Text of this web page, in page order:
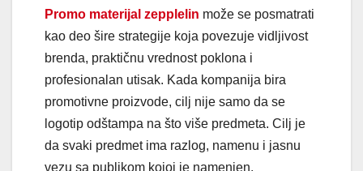
Promo materijal zepplelin može se posmatrati
kao deo šire strategije koja povezuje vidljivost
brenda, praktičnu vrednost poklona i
profesionalan utisak. Kada kompanija bira
promotivne proizvode, cilj nije samo da se
logotip odštampa na što više predmeta. Cilj je
da svaki predmet ima razlog, namenu i jasnu
vezu sa publikom kojoj je namenjen.